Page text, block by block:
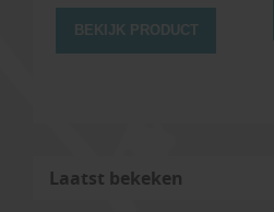
BEKIJK PRODUCT
Laatst bekeken